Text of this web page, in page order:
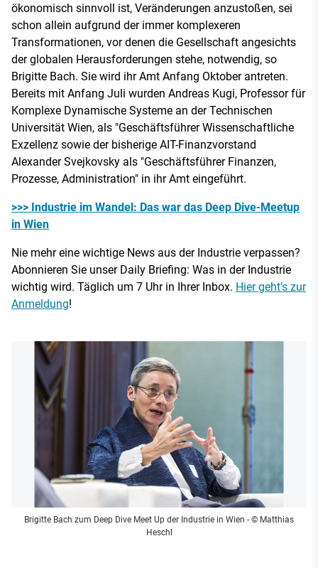
ökonomisch sinnvoll ist, Veränderungen anzustoßen, sei
schon allein aufgrund der immer komplexeren
Transformationen, vor denen die Gesellschaft angesichts
der globalen Herausforderungen stehe, notwendig, so
Brigitte Bach. Sie wird ihr Amt Anfang Oktober antreten.
Bereits mit Anfang Juli wurden Andreas Kugi, Professor für
Komplexe Dynamische Systeme an der Technischen
Universität Wien, als "Geschäftsführer Wissenschaftliche
Exzellenz sowie der bisherige AIT-Finanzvorstand
Alexander Svejkovsky als "Geschäftsführer Finanzen,
Prozesse, Administration" in ihr Amt eingeführt.
>>> Industrie im Wandel: Das war das Deep Dive-Meetup
in Wien
Nie mehr eine wichtige News aus der Industrie verpassen?
Abonnieren Sie unser Daily Briefing: Was in der Industrie
wichtig wird. Täglich um 7 Uhr in Ihrer Inbox. Hier geht’s zur
Anmeldung!
Brigitte Bach zum Deep Dive Meet Up der Industrie in Wien - © Matthias
Heschl